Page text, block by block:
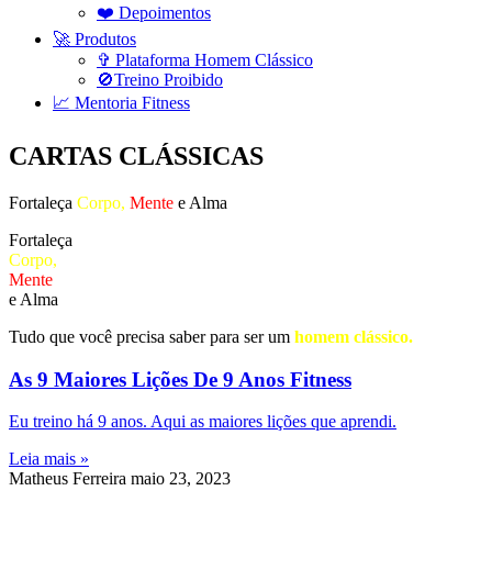
❤️ Depoimentos
🚀 Produtos
✞ Plataforma Homem Clássico
🚫Treino Proibido
📈 Mentoria Fitness
CARTAS CLÁSSICAS
Fortaleça Corpo, Mente e Alma
Fortaleça
Corpo,
Mente
e Alma
Tudo que você precisa saber para ser um homem clássico.
As 9 Maiores Lições De 9 Anos Fitness
Eu treino há 9 anos. Aqui as maiores lições que aprendi.
Leia mais »
Matheus Ferreira maio 23, 2023